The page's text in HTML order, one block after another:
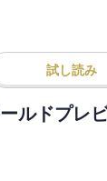
試し読み
ルドプレ